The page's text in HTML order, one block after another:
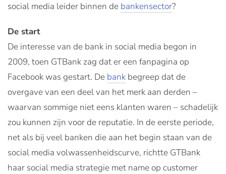
social media leider binnen de bankensector?
De start
De interesse van de bank in social media begon in
2009, toen GTBank zag dat er een fanpagina op
Facebook was gestart. De bank begreep dat de
overgave van een deel van het merk aan derden –
waarvan sommige niet eens klanten waren – schadelijk
zou kunnen zijn voor de reputatie. In de eerste periode,
net als bij veel banken die aan het begin staan van de
social media volwassenheidscurve, richtte GTBank
haar social media strategie met name op customer